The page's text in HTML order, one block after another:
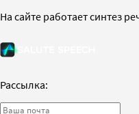
На сайте работает синтез
Рассылка: